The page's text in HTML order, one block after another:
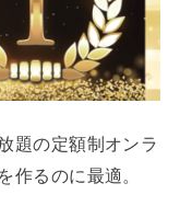
題の定額制オンラ
作るのに最適。